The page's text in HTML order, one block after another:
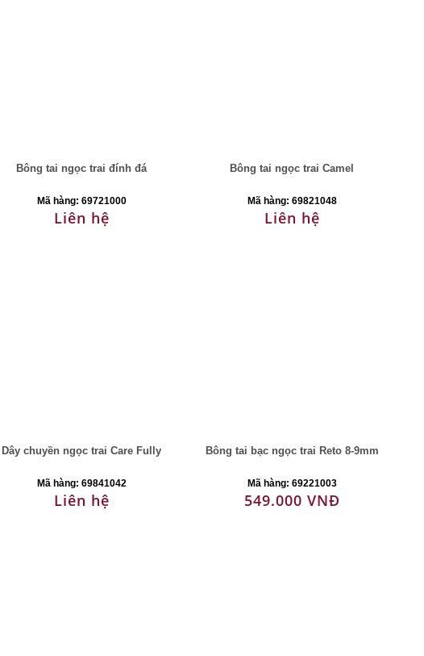
Bông tai ngọc trai đính đá
Mã hàng: 69721000
Liên hệ
Bông tai ngọc trai Camel
Mã hàng: 69821048
Liên hệ
Dây chuyền ngọc trai Care Fully
Mã hàng: 69841042
Liên hệ
Bông tai bạc ngọc trai Reto 8-9mm
Mã hàng: 69221003
549.000 VNĐ